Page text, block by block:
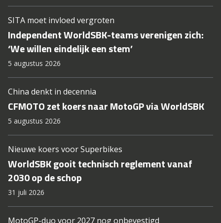
SITA moet invloed vergroten
Independent WorldSBK-teams verenigen zich:
‘We willen eindelijk een stem’
5 augustus 2026
China denkt in decennia
CFMOTO zet koers naar MotoGP via WorldSBK
5 augustus 2026
Nieuwe koers voor Superbikes
WorldSBK gooit technisch reglement vanaf
2030 op de schop
31 juli 2026
MotoGP-duo voor 2027 nog onbevestigd